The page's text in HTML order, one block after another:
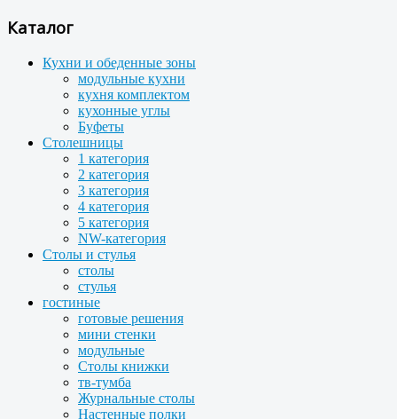
Каталог
Кухни и обеденные зоны
модульные кухни
кухня комплектом
кухонные углы
Буфеты
Столешницы
1 категория
2 категория
3 категория
4 категория
5 категория
NW-категория
Столы и стулья
столы
стулья
гостиные
готовые решения
мини стенки
модульные
Столы книжки
тв-тумба
Журнальные столы
Настенные полки